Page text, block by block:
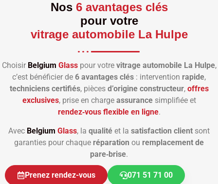
Nos 6 avantages clés
pour votre
vitrage automobile La Hulpe
Choisir Belgium Glasspour votre vitrage automobile La Hulpe,
c’est bénéficier de 6 avantages clés : intervention rapide,
techniciens certifiés, pièces d’origine constructeur, offres
exclusives, prise en charge assurancesimplifiée et
rendez‑vous flexible en ligne.
Avec Belgium Glass, la qualité et la satisfaction client sont
garanties pour chaque réparation ou remplacement de
pare‑brise.
Prenez rendez-vous 071 51 71 00